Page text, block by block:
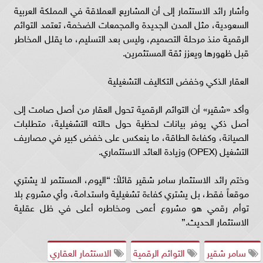
وأشار رائد الاستثمار إلى أن المشاريع العملاقة في المملكة العربية
السعودية، مثل المدن الجديدة والمجمعات الضخمة، تعتمد التوائم
الرقمية منذ مرحلة التصميم، وليس بعد التسليم، ما يقلل المخاطر
قبل ظهورها ويعزز ثقة المستثمرين.
العقار الذكي وخفض التكاليف التشغيلية
وأكد «شقير» أن التوائم الرقمية تحول العقار من أصل صامت إلى
أصل ذكي يوفر بيانات لحظية حول حالته التشغيلية، متطلبات
الصيانة، وكفاءة الطاقة، ما ينعكس على خفض كبير في مصاريف
التشغيل (OPEX) وزيادة العائد الاستثماري.
وختم رائد الاستثمار سامر شقير قائلاً: “اليوم، المستثمر لا يشتري
موقعاً فقط، بل يشتري كفاءة تشغيلية واستدامة، وأي مشروع بلا
توأم رقمي هو مشروع أعمى ومخاطره أعلى في ظل عقلية
الاستثمار الحديث.”
سامر شقير
التوائم الرقمية
الاستثمار العقاري